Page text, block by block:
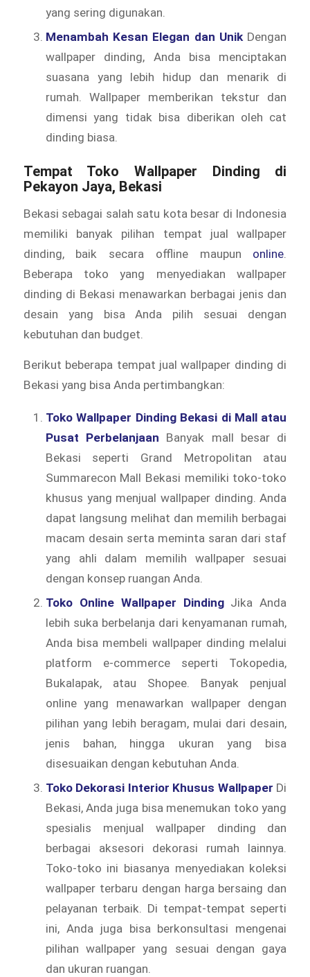
yang sering digunakan.
Menambah Kesan Elegan dan Unik Dengan
wallpaper dinding, Anda bisa menciptakan
suasana yang lebih hidup dan menarik di
rumah. Wallpaper memberikan tekstur dan
dimensi yang tidak bisa diberikan oleh cat
dinding biasa.
Tempat Toko Wallpaper Dinding di
Pekayon Jaya, Bekasi
Bekasi sebagai salah satu kota besar di Indonesia
memiliki banyak pilihan tempat jual wallpaper
dinding, baik secara offline maupun online.
Beberapa toko yang menyediakan wallpaper
dinding di Bekasi menawarkan berbagai jenis dan
desain yang bisa Anda pilih sesuai dengan
kebutuhan dan budget.
Berikut beberapa tempat jual wallpaper dinding di
Bekasi yang bisa Anda pertimbangkan:
Toko Wallpaper Dinding Bekasi di Mall atau
Pusat Perbelanjaan Banyak mall besar di
Bekasi seperti Grand Metropolitan atau
Summarecon Mall Bekasi memiliki toko-toko
khusus yang menjual wallpaper dinding. Anda
dapat langsung melihat dan memilih berbagai
macam desain serta meminta saran dari staf
yang ahli dalam memilih wallpaper sesuai
dengan konsep ruangan Anda.
Toko Online Wallpaper DindingJika Anda
lebih suka berbelanja dari kenyamanan rumah,
Anda bisa membeli wallpaper dinding melalui
platform e-commerce seperti Tokopedia,
Bukalapak, atau Shopee. Banyak penjual
online yang menawarkan wallpaper dengan
pilihan yang lebih beragam, mulai dari desain,
jenis bahan, hingga ukuran yang bisa
disesuaikan dengan kebutuhan Anda.
Toko Dekorasi Interior Khusus Wallpaper Di
Bekasi, Anda juga bisa menemukan toko yang
spesialis menjual wallpaper dinding dan
berbagai aksesori dekorasi rumah lainnya.
Toko-toko ini biasanya menyediakan koleksi
wallpaper terbaru dengan harga bersaing dan
pelayanan terbaik. Di tempat-tempat seperti
ini, Anda juga bisa berkonsultasi mengenai
pilihan wallpaper yang sesuai dengan gaya
dan ukuran ruangan.